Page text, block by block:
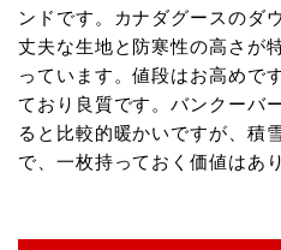
ンドです。カナダグースのダ
丈夫な生地と防寒性の高さが
っています。値段はお高めで
ており良質です。バンクーバ
ると比較的暖かいですが、積
で、一枚持っておく価値はあ